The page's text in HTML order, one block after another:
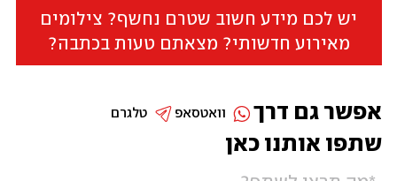
יש לכם מידע חשוב שטרם נחשף? צילומים
מאירוע חדשותי? מצאתם טעות בכתבה?
שתפו אותנו כאן
אפשר גם דרך טלגרם וואטסאפ